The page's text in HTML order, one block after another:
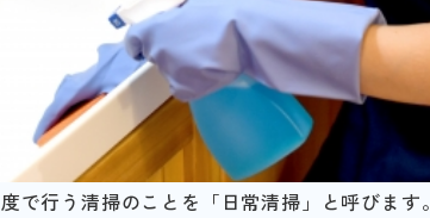
で行う清掃のことを「日常清掃」と呼びます。